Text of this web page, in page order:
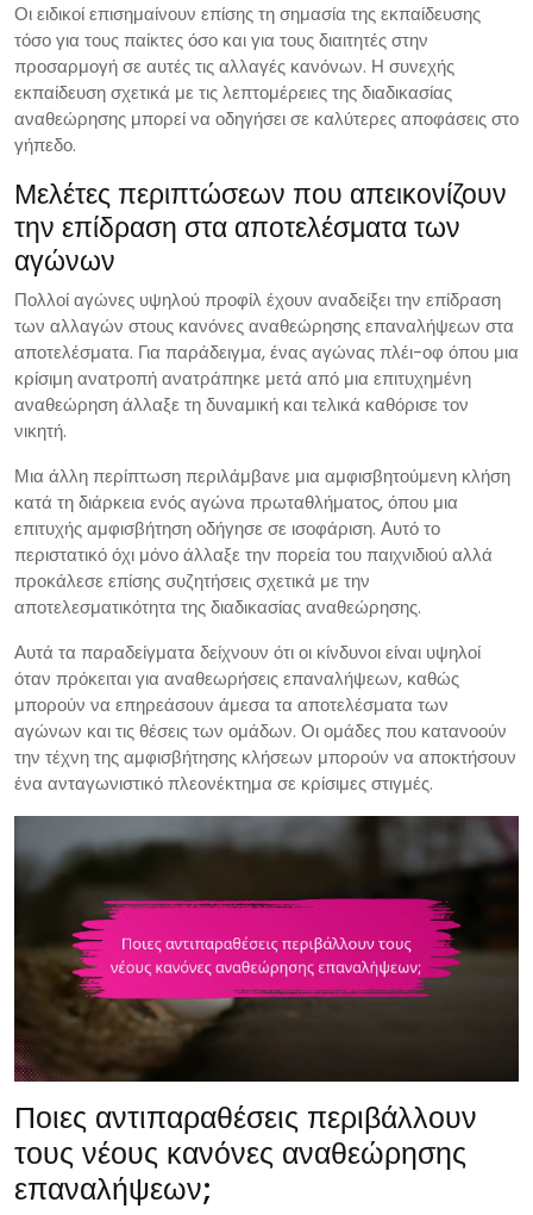
Οι ειδικοί επισημαίνουν επίσης τη σημασία της εκπαίδευσης
τόσο για τους παίκτες όσο και για τους διαιτητές στην
προσαρμογή σε αυτές τις αλλαγές κανόνων. Η συνεχής
εκπαίδευση σχετικά με τις λεπτομέρειες της διαδικασίας
αναθεώρησης μπορεί να οδηγήσει σε καλύτερες αποφάσεις στο
γήπεδο.
Μελέτες περιπτώσεων που απεικονίζουν
την επίδραση στα αποτελέσματα των
αγώνων
Πολλοί αγώνες υψηλού προφίλ έχουν αναδείξει την επίδραση
των αλλαγών στους κανόνες αναθεώρησης επαναλήψεων στα
αποτελέσματα. Για παράδειγμα, ένας αγώνας πλέι-οφ όπου μια
κρίσιμη ανατροπή ανατράπηκε μετά από μια επιτυχημένη
αναθεώρηση άλλαξε τη δυναμική και τελικά καθόρισε τον
νικητή.
Μια άλλη περίπτωση περιλάμβανε μια αμφισβητούμενη κλήση
κατά τη διάρκεια ενός αγώνα πρωταθλήματος, όπου μια
επιτυχής αμφισβήτηση οδήγησε σε ισοφάριση. Αυτό το
περιστατικό όχι μόνο άλλαξε την πορεία του παιχνιδιού αλλά
προκάλεσε επίσης συζητήσεις σχετικά με την
αποτελεσματικότητα της διαδικασίας αναθεώρησης.
Αυτά τα παραδείγματα δείχνουν ότι οι κίνδυνοι είναι υψηλοί
όταν πρόκειται για αναθεωρήσεις επαναλήψεων, καθώς
μπορούν να επηρεάσουν άμεσα τα αποτελέσματα των
αγώνων και τις θέσεις των ομάδων. Οι ομάδες που κατανοούν
την τέχνη της αμφισβήτησης κλήσεων μπορούν να αποκτήσουν
ένα ανταγωνιστικό πλεονέκτημα σε κρίσιμες στιγμές.
Ποιες αντιπαραθέσεις περιβάλλουν
τους νέους κανόνες αναθεώρησης
επαναλήψεων;